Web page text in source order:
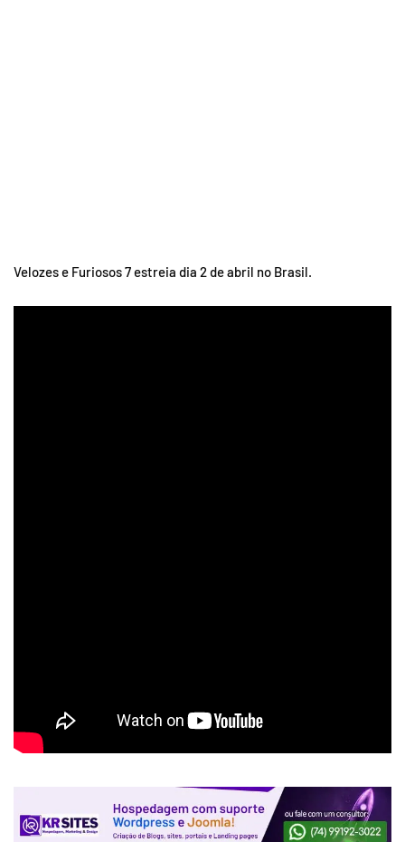
Velozes e Furiosos 7 estreia dia 2 de abril no Brasil.